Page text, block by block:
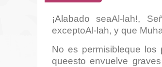
¡Alabado seaAl-lah!,
exceptoAl-lah, y que
No es permisibleque los
queesto envuelve